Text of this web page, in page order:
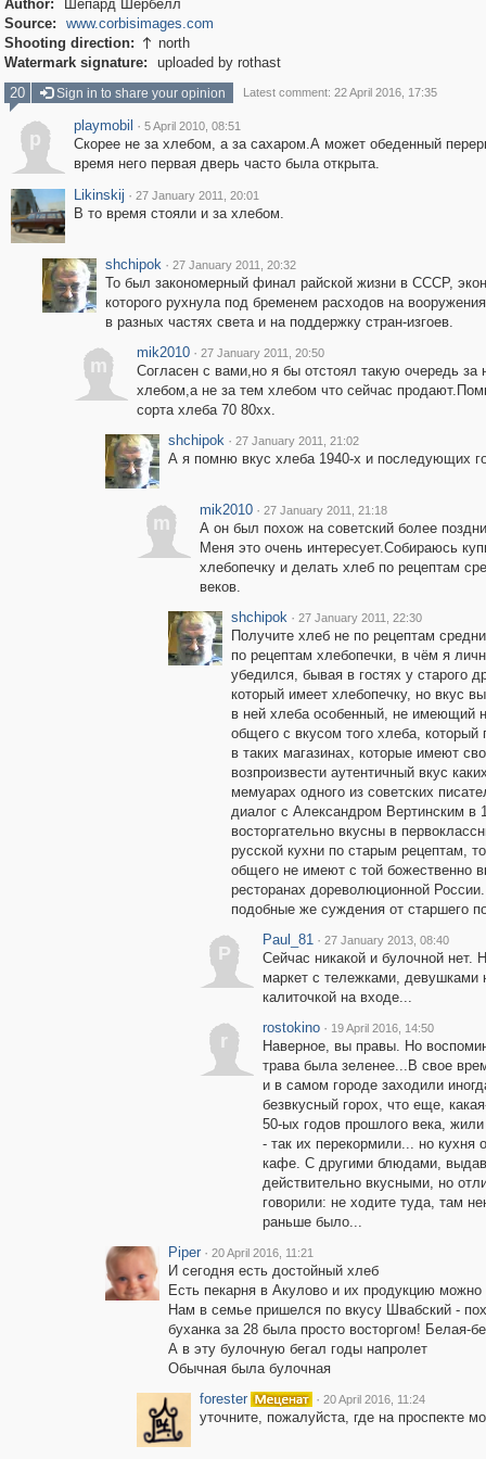
Author:
Шепард Шербелл
Source:
www.corbisimages.com
Shooting direction:  north
Watermark signature:
uploaded by rothast
20
Sign in to share your opinion Latest comment: 22 April 2016, 17:35
p
playmobil · 5 April 2010, 08:51
Скорее не за хлебом, а за сахаром.А может обеденный
время него первая дверь часто была открыта.
Likinskij · 27 January 2011, 20:01
В то время стояли и за хлебом.
shchipok · 27 January 2011, 20:32
То был закономерный финал райской жизни в СССР,
которого рухнула под бременем расходов на
в разных частях света и на поддержку стран-изгоев.
m
mik2010 · 27 January 2011, 20:50
Согласен с вами,но я бы отстоял такую очередь за
хлебом,а не за тем хлебом что сейчас
сорта хлеба 70 80хх.
shchipok · 27 January 2011, 21:02
А я помню вкус хлеба 1940-х и последующих
m
mik2010 · 27 January 2011, 21:18
А он был похож на советский более
Меня это очень интересует.Собираюсь
хлебопечку и делать хлеб по рецептам
веков.
shchipok · 27 January 2011, 22:30
Получите хлеб не по рецептам
по рецептам хлебопечки, в чём я
убедился, бывая в гостях у старого
который имеет хлебопечку, но вкус
в ней хлеба особенный, не имеющий
общего с вкусом того хлеба,
в таких магазинах, которые имеют
возпроизвести аутентичный вкус
мемуарах одного из советских
диалог с Александром Вертинским в
восторгательно вкусны в
русской кухни по старым рецептам,
общего не имеют с той божественно
ресторанах дореволюционной
подобные же суждения от старшего
P
Paul_81 · 27 January 2013, 08:40
Сейчас никакой и булочной нет.
маркет с тележками, девушками
калиточкой на входе...
r
rostokino · 19 April 2016, 14:50
Наверное, вы правы. Но
трава была зеленее...В свое
и в самом городе заходили
безвкусный горох, что еще,
50-ых годов прошлого века,
- так их перекормили... но кухня
кафе. С другими блюдами,
действительно вкусными, но
говорили: не ходите туда, там
раньше было...
Piper · 20 April 2016, 11:21
И сегодня есть достойный хлеб
Есть пекарня в Акулово и их продукцию
Нам в семье пришелся по вкусу Швабский -
буханка за 28 была просто восторгом! Белая-
А в эту булочную бегал годы напролет
Обычная была булочная
forester
· 20 April 2016, 11:24
уточните, пожалуйста, где на проспекте